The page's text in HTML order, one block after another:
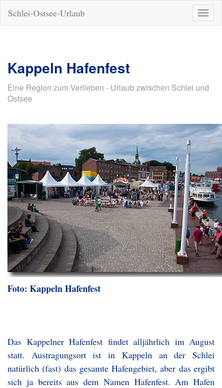
ein-/
Schlei-Ostsee-Urlaub
Kappeln Hafenfest
Eine Region zum Verlieben - Urlaub zwischen Schlei und
Ostsee
Foto: Kappeln Hafenfest
Das Kappelner Hafenfest findet alljährlich im August
statt. Austragungsort ist in Kappeln an der Schlei
natürlich (fast) das gesamte Hafengebiet, aber das ergibt
sich ja bereits aus dem Namen Hafenfest. Am Hafen